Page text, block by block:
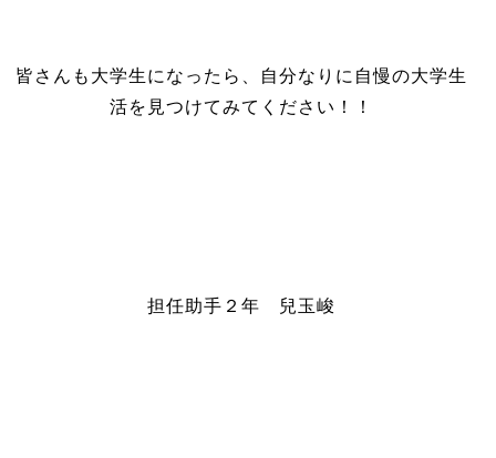
皆さんも大学生になったら、自分なりに自慢の大学生
活を見つけてみてください！！
担任助手２年 兒玉峻